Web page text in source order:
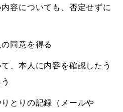
内容についても、否定せずに
同意を得る
、本人に内容を確認したう
とりの記録（メールや